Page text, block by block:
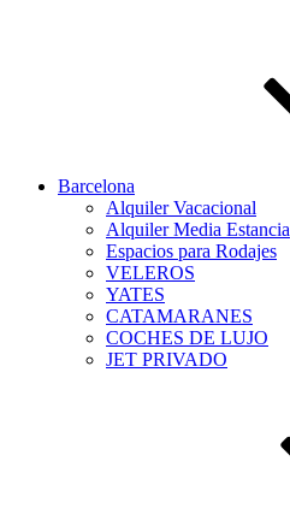
Barcelona
Alquiler Vacacional
Alquiler Media Estancia
Espacios para Rodajes
VELEROS
YATES
CATAMARANES
COCHES DE LUJO
JET PRIVADO